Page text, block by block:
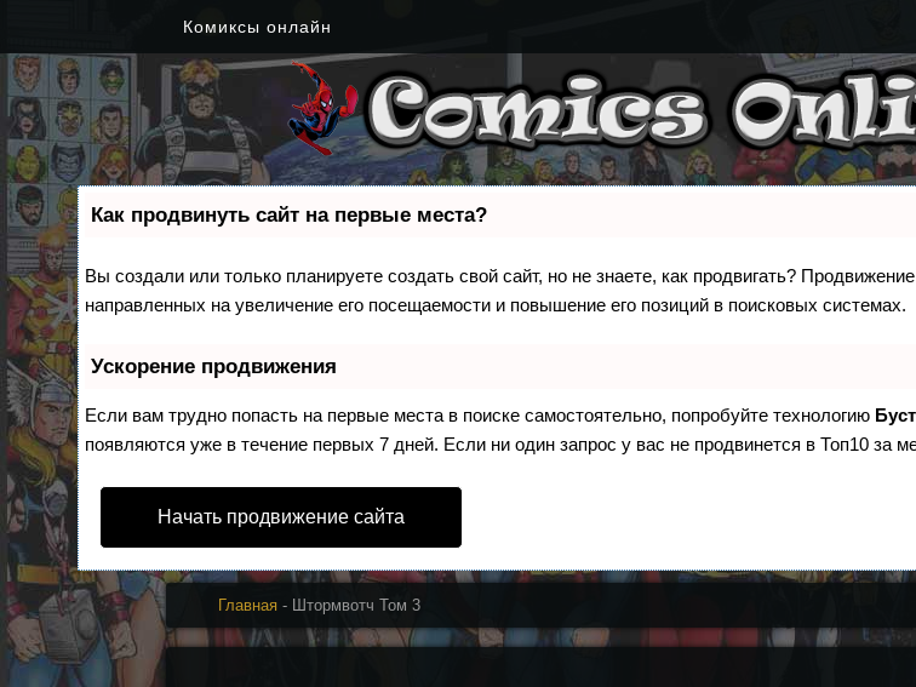
Комиксы онлайн
Как продвинуть сайт на первые места?
Вы создали или только планируете создать свой сайт, но не знаете, как продвигать?
направленных на увеличение его посещаемости и повышение его позиций в поисковых системах.
Ускорение продвижения
Если вам трудно попасть на первые места в поиске самостоятельно, попробуйте технологию Буст
появляются уже в течение первых 7 дней. Если ни один запрос у вас не продвинется в Топ10 за
Начать продвижение сайта
Главная- Штормвотч Том 3